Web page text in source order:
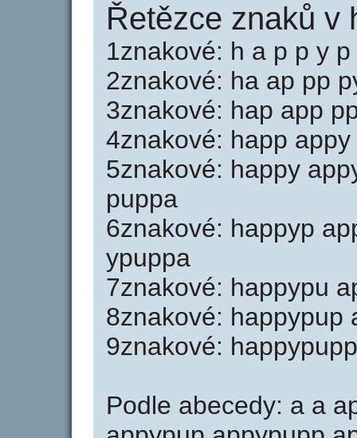
Řetězce znaků v
1znakové: h a p p y
2znakové: ha ap pp
3znakové: hap app
4znakové: happ
5znakové: happy
puppa
6znakové: happyp
ypuppa
7znakové: happypu
8znakové: happypup
9znakové:
Podle abecedy: a a